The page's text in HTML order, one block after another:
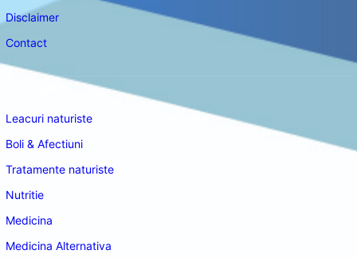
Disclaimer
Contact
Leacuri naturiste
Boli & Afectiuni
Tratamente naturiste
Nutritie
Medicina
Medicina Alternativa